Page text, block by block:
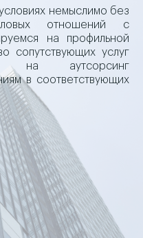
немыслимо без
отношений с
на профильной
сопутствующих услуг
на аутсорсинг
в соответствующих